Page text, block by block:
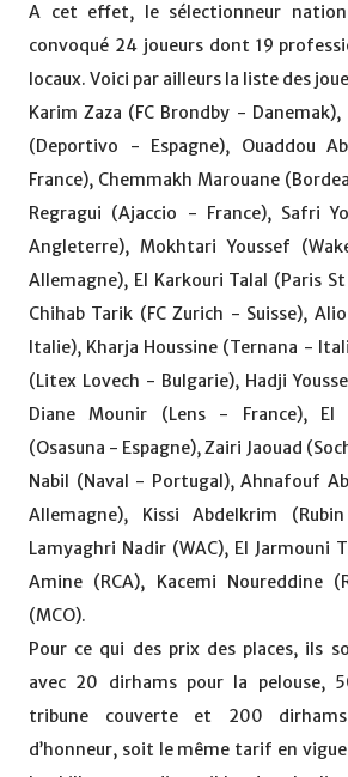
A cet effet, le sélectionneur
convoqué 24 joueurs dont 19
locaux. Voici par ailleurs la liste des
Karim Zaza (FC Brondby -
(Deportivo - Espagne), Ouaddou
France), Chemmakh Marouane
Regragui (Ajaccio - France), Safri
Angleterre), Mokhtari Youssef
Allemagne), El Karkouri Talal (Paris
Chihab Tarik (FC Zurich - Suisse),
Italie), Kharja Houssine (Ternana -
(Litex Lovech - Bulgarie), Hadji
Diane Mounir (Lens - France), El
(Osasuna - Espagne), Zairi Jaouad
Nabil (Naval - Portugal), Ahnafouf
Allemagne), Kissi Abdelkrim
Lamyaghri Nadir (WAC), El Jarmouni
Amine (RCA), Kacemi Noureddine
(MCO).
Pour ce qui des prix des places, ils
avec 20 dirhams pour la pelouse,
tribune couverte et 200
d’honneur, soit le même tarif en